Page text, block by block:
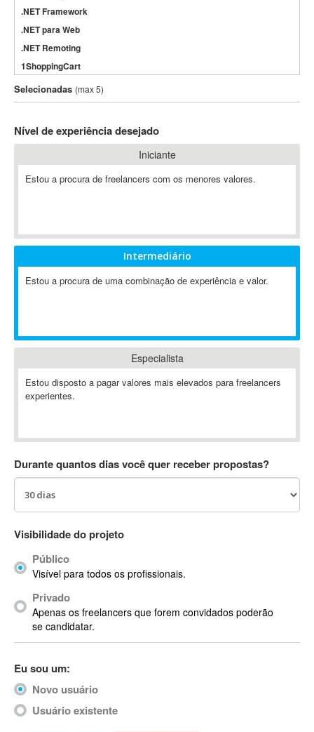
.NET Framework
.NET para Web
.NET Remoting
1ShoppingCart
3DS Max
3GSM
802.11
A-GPS
ABAP
Abaqus
ABBYY FineReader
Ableton
Ableton Push
Abstract
AC3
ACID Pro
ACPI
Acrobat
Acrobat X
Acronis
ACT
Actimize
ActionScript
ActionScript 3
Selecionadas (max 5)
Nível de experiência desejado
Iniciante
Estou a procura de freelancers com os menores valores.
Intermediário
Estou a procura de uma combinação de experiência e valor.
Especialista
Estou disposto a pagar valores mais elevados para freelancers
experientes.
Durante quantos dias você quer receber propostas?
Visibilidade do projeto
Público
Visível para todos os profissionais.
Privado
Apenas os freelancers que forem convidados poderão
se candidatar.
Eu sou um:
Novo usuário
Usuário existente